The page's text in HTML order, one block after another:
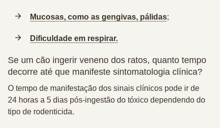
Mucosas, como as gengivas, pálidas;
Dificuldade em respirar.
Se um cão ingerir veneno dos ratos, quanto tempo
decorre até que manifeste sintomatologia clínica?
O tempo de manifestação dos sinais clínicos pode ir de
24 horas a 5 dias pós-ingestão do tóxico dependendo do
tipo de rodenticida.